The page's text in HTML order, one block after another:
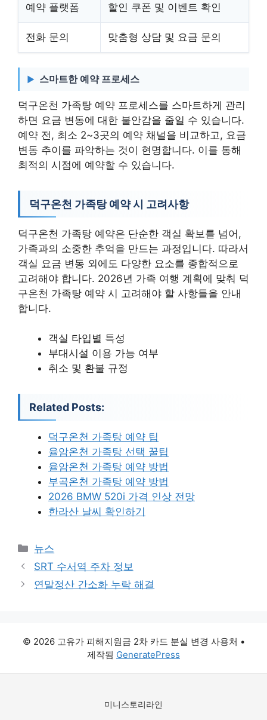
예약 플랫폼 할인 쿠폰 및 이벤트 확인
전화 문의 맞춤형 상담 및 요금 문의
스마트한 예약 프로세스
덕구온천 가족탕 예약 프로세스를 스마트하게 관리
하면 요금 변동에 대한 불안감을 줄일 수 있습니다.
예약 전, 최소 2~3곳의 예약 채널을 비교하고, 요금
변동 추이를 파악하는 것이 현명합니다. 이를 통해
최적의 시점에 예약할 수 있습니다.
덕구온천 가족탕 예약 시 고려사항
덕구온천 가족탕 예약은 단순한 객실 확보를 넘어,
가족과의 소중한 추억을 만드는 과정입니다. 따라서
객실 요금 변동 외에도 다양한 요소를 종합적으로
고려해야 합니다. 2026년 가족 여행 계획에 맞춰 덕
구온천 가족탕 예약 시 고려해야 할 사항들을 안내
합니다.
객실 타입별 특성
부대시설 이용 가능 여부
취소 및 환불 규정
Related Posts:
덕구온천 가족탕 예약 팁
율암온천 가족탕 선택 꿀팁
율암온천 가족탕 예약 방법
부곡온천 가족탕 예약 방법
2026 BMW 520i 가격 인상 전망
한라산 날씨 확인하기
카
테
리
뉴스
SRT 수서역 주차 정보
연말정산 간소화 누락 해결
© 2026 고유가 피해지원금 2차 카드 분실 변경 사용처 •
제작됨 GeneratePress
미니스토리라인